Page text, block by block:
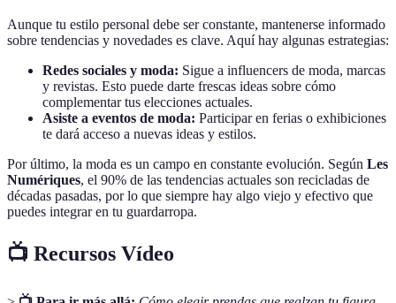
Aunque tu estilo personal debe ser constante, mantenerse informado
sobre tendencias y novedades es clave. Aquí hay algunas estrategias:
Redes sociales y moda: Sigue a influencers de moda, marcas
y revistas. Esto puede darte frescas ideas sobre cómo
complementar tus elecciones actuales.
Asiste a eventos de moda: Participar en ferias o exhibiciones
te dará acceso a nuevas ideas y estilos.
Por último, la moda es un campo en constante evolución. Según Les
Numériques, el 90% de las tendencias actuales son recicladas de
décadas pasadas, por lo que siempre hay algo viejo y efectivo que
puedes integrar en tu guardarropa.
📺 Recursos Vídeo